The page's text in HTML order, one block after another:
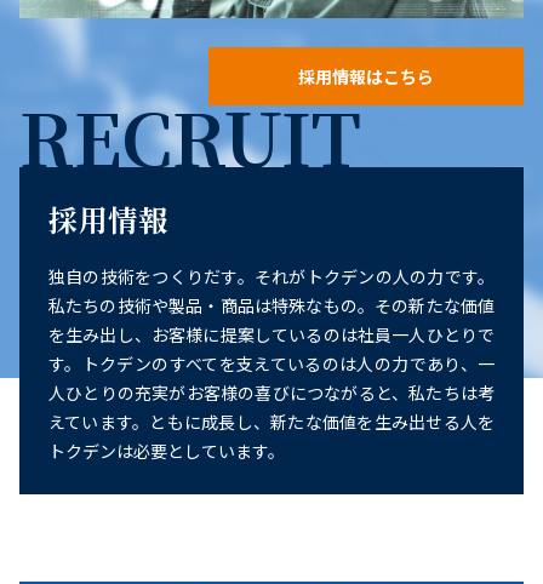
採用情報はこちら
RECRUIT
採用情報
独自の技術をつくりだす。それがトクデンの人の力です。
私たちの技術や製品・商品は特殊なもの。その新たな価値
を生み出し、お客様に提案しているのは社員一人ひとりで
す。トクデンのすべてを支えているのは人の力であり、一
人ひとりの充実がお客様の喜びにつながると、私たちは考
えています。ともに成長し、新たな価値を生み出せる人を
トクデンは必要としています。